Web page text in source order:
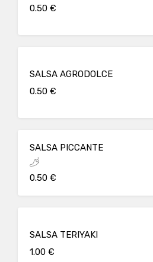
0.50 €
SALSA AGRODOLCE
0.50 €
SALSA PICCANTE
0.50 €
SALSA TERIYAKI
1.00 €